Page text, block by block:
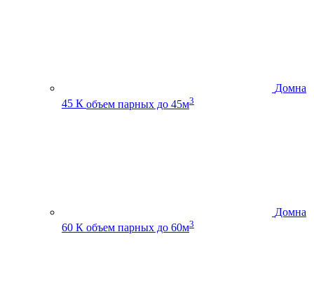
Домна
45 К объем парных до 45м3
Домна
60 К объем парных до 60м3